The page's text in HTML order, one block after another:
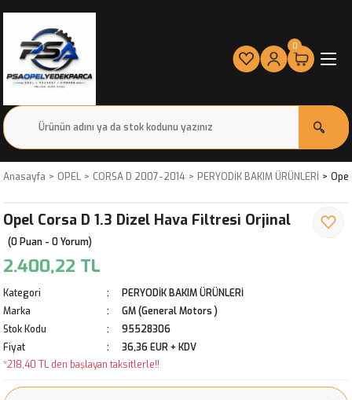
0
Anasayfa OPEL CORSA D 2007-2014 PERYODİK BAKIM ÜRÜNLERİ
Opel Corsa D 1.3 Dizel Hava Filtresi Orjinal
(0 Puan - 0 Yorum)
2.400,22 TL
Kategori
PERYODİK BAKIM ÜRÜNLERİ
Marka
GM (General Motors )
Stok Kodu
95528306
Fiyat
36,36 EUR + KDV
*218,40 TL den başlayan taksitlerle!!